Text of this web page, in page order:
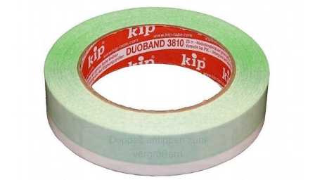
Doppelt antippen zum
vergrößern